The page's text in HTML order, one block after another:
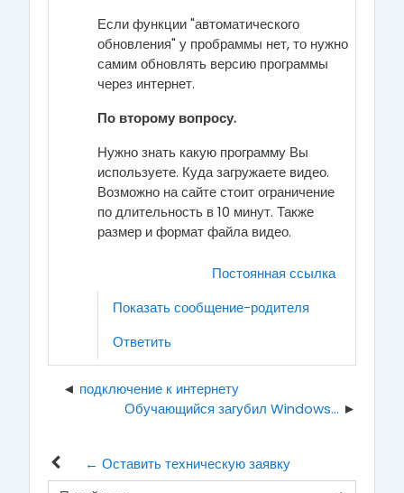
Если функции "автоматического
обновления" у пробраммы нет, то нужно
самим обновлять версию программы
через интернет.
По второму вопросу.
Нужно знать какую программу Вы
используете. Куда загружаете видео.
Возможно на сайте стоит ограничение
по длительность в 10 минут. Также
размер и формат файла видео.
Постоянная ссылка
Показать сообщение-родителя
Ответить
подключение к интернету
Обучающийся загубил Windows...
← Оставить техническую заявку